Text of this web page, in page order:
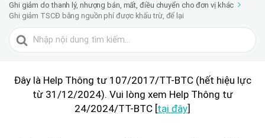
Ghi giảm do thanh lý, nhượng bán, mất, điều chuyển cho đơn vị khác
Ghi giảm TSCĐ bằng nguồn phí được khấu trừ, để lại
Tìm
kiếm
Đây là Help Thông tư 107/2017/TT-BTC (hết hiệu lực
từ 31/12/2024). Vui lòng xem Help Thông tư
24/2024/TT-BTC [tại đây]